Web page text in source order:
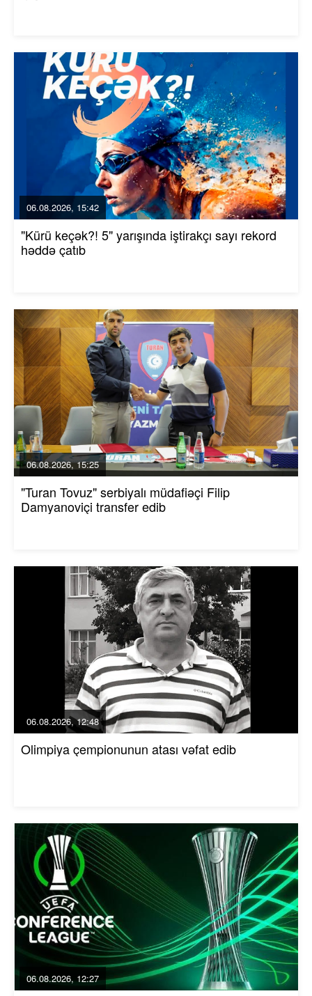
06.08.2026, 15:42
"Kürü keçək?! 5" yarışında iştirakçı sayı rekord
həddə çatıb
06.08.2026, 15:25
"Turan Tovuz" serbiyalı müdafiəçi Filip
Damyanoviçi transfer edib
06.08.2026, 12:48
Olimpiya çempionunun atası vəfat edib
06.08.2026, 12:27